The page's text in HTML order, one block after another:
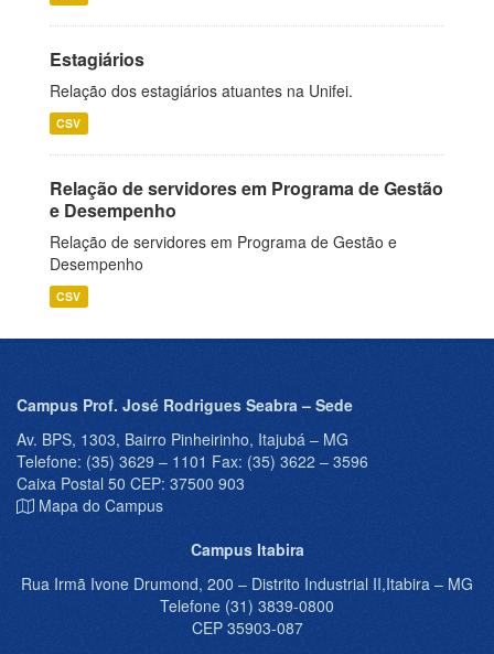
Estagiários
Relação dos estagiários atuantes na Unifei.
CSV
Relação de servidores em Programa de Gestão
e Desempenho
Relação de servidores em Programa de Gestão e
Desempenho
CSV
Campus Prof. José Rodrigues Seabra – Sede
Av. BPS, 1303, Bairro Pinheirinho, Itajubá – MG
Telefone: (35) 3629 – 1101 Fax: (35) 3622 – 3596
Caixa Postal 50 CEP: 37500 903
Mapa do Campus
Campus Itabira
Rua Irmã Ivone Drumond, 200 – Distrito Industrial II,Itabira – MG
Telefone (31) 3839-0800
CEP 35903-087